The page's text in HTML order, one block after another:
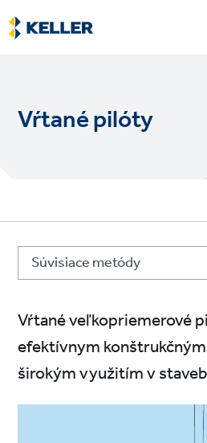
Skip
to
main
Vŕtané pilóty
Súvisiace metódy
Vŕtané veľkopriemerové
efektívnym
širokým využitím v